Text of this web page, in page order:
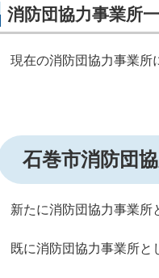
消防団協力事業所
現在の消防団協力事業所
石巻市消防団
新たに消防団協力事業所
既に消防団協力事業所と